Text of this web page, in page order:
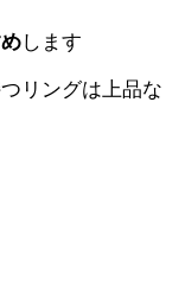
します
リングは上品な